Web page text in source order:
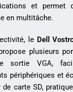
et permet
en multitâche.
le Dell
plusieurs
sortie VGA,
périphériques et
de carte SD,